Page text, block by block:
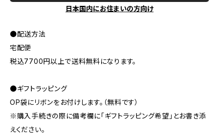
日本国内にお住まいの方向け
●配送方法
宅配便
税込7700円以上で送料無料になります。
●ギフトラッピング
OP袋にリボンをお付けします。（無料です）
※購入手続きの際に備考欄に「ギフトラッピング希望」とお書き添
えください。